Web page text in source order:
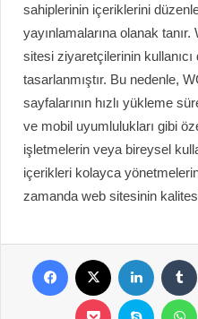
sahiplerinin içeriklerini
yayınlamalarına olanak
sitesi ziyaretçilerinin
tasarlanmıştır. Bu nedenle,
sayfalarının hızlı yükleme
ve mobil uyumlulukları gibi
işletmelerin veya bireysel
içerikleri kolayca
zamanda web sitesinin